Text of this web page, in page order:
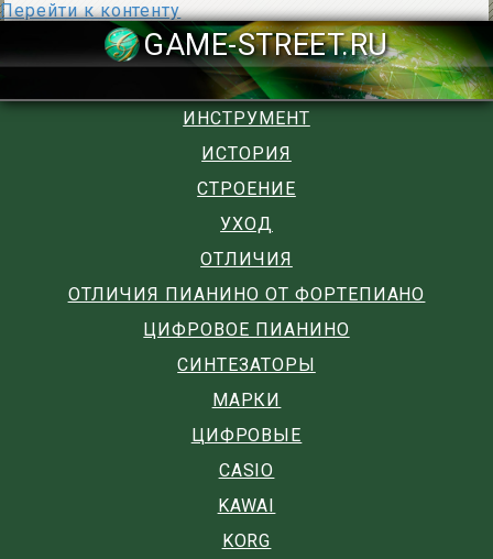
Перейти к контенту
GAME-
ИНСТРУМЕНТ
ИСТОРИЯ
СТРОЕНИЕ
УХОД
ОТЛИЧИЯ
ОТЛИЧИЯ ПИАНИНО ОТ ФОРТЕПИАНО
ЦИФРОВОЕ ПИАНИНО
СИНТЕЗАТОРЫ
МАРКИ
ЦИФРОВЫЕ
CASIO
KAWAI
KORG